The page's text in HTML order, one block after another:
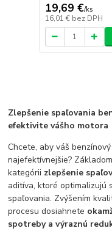
19,69 €/ks
16,01 € bez DPH
Zlepšenie spaľovania
efektivite vášho motora
Chcete, aby váš
najefektívnejšie?
kategórii zlepšenie
aditíva, ktoré optimalizujú
spaľovania. Zvýšením
procesu dosiahnete
spotreby a výraznú